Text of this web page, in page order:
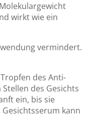
wirkt wie ein
vermindert.
des Anti-
des Gesichts
ein, bis sie
kann